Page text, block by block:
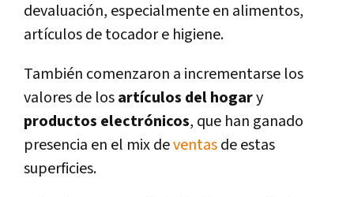
devaluación, especialmente en alimentos,
artí­culos de tocador e higiene.
También comenzaron a incrementarse los
valores de losartí­culos del hogary
productos electrónicos, que han ganado
presencia en el mix deventasde estas
superficies.